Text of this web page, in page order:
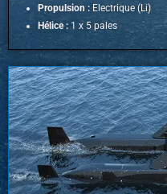
Propulsion : Electrique (Li)
Hélice : 1 x 5 pales